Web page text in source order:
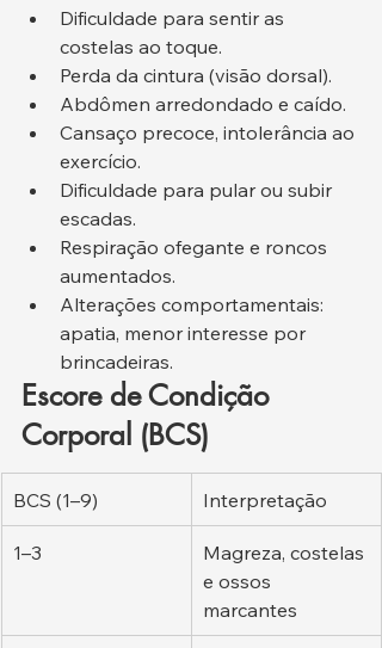
Dificuldade para sentir as
costelas ao toque.
Perda da cintura (visão dorsal).
Abdômen arredondado e caído.
Cansaço precoce, intolerância ao
exercício.
Dificuldade para pular ou subir
escadas.
Respiração ofegante e roncos
aumentados.
Alterações comportamentais:
apatia, menor interesse por
brincadeiras.
Escore de Condição
Corporal (BCS)
BCS (1–9) Interpretação
1–3
Magreza, costelas
e ossos
marcantes